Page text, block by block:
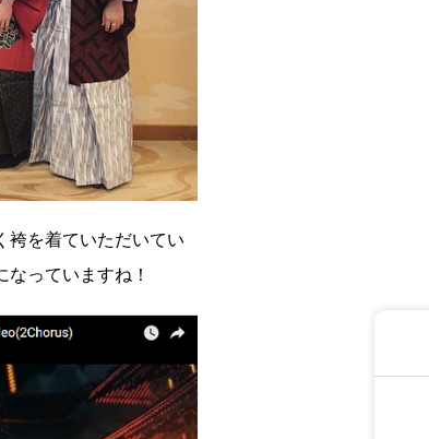
袴を着ていただいてい
っていますね！